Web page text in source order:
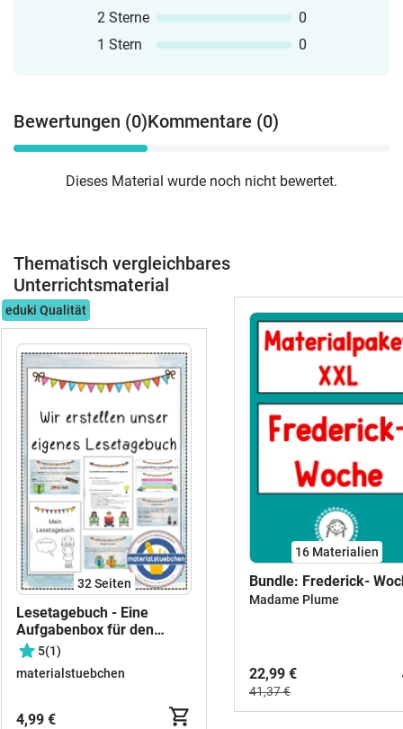
2 Sterne
0
1 Stern
0
Bewertungen (0)Kommentare (0)
Dieses Material wurde noch nicht bewertet.
Thematisch vergleichbares
Unterrichtsmaterial
eduki Qualität
32Seiten
Lesetagebuch - Eine
Aufgabenbox für den
Deutschunterricht
5(1)
materialstuebchen
4,99 €
16 Materialien
Bundle: Frederick-
Madame Plume
22,99 €
41,37 €